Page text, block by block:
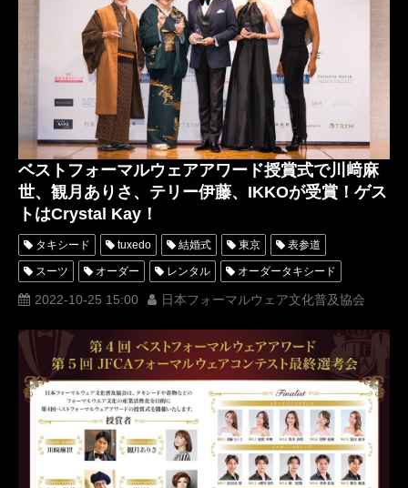
タキシードレンタル東京 タキシード靴 青山
JFCAフォーマルウェアコンテスト レディースタキシード
オーダータキシード横浜 レンタルタキシード横浜
日プ2 LittleMs&MrCelebrityMalaysia2023
PRODUCE101JAPANSEASON2
プロデュースワンオーワンジャパンシーズン2 プロデュース101
ベストフォーマルウェアアワード授賞式で川﨑麻
世、観月ありさ、テリー伊藤、IKKOが受賞！ゲス
トはCrystal Kay！
タキシード tuxedo 結婚式 東京 表参道
スーツ オーダー レンタル オーダータキシード
レンタルタキシード ロッソネロ 人気
名古屋 Tuxedo Knight オーダータキシード東京
オーダータキシード名古屋 新郎衣装
レンタルタキシード東京 レンタルタキシード名古屋 横浜
ROSSONERO タキシードオーダー東京
タキシードレンタル東京 タキシード靴 青山 川崎麻世
JFCAフォーマルウェアコンテスト
2022-10-25 15:00 日本フォーマルウェア文化普及協会